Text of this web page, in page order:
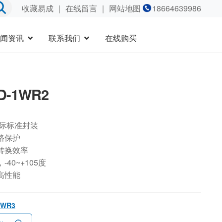
收藏易成｜ 在线留言｜ 网站地图 18664639986
资讯 联系我们 在线购买
1WR2
标准封装
保护
换效率
-40~+105度
性能